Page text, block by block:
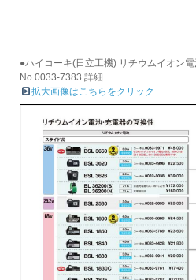
●ハイコーキ(日立工機) リチウムイオン
No.0033-7383 詳細
拡大画像はこちらをクリック